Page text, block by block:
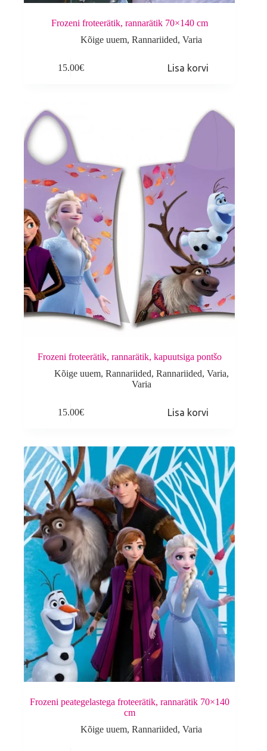
Frozeni froteerätik, rannarätik 70×140 cm
Kõige uuem,Rannariided,Varia
15.00€ Lisa korvi
Frozeni froteerätik, rannarätik, kapuutsiga pontšo
Kõige uuem, Rannariided, Rannariided, Varia,
Varia
15.00€ Lisa korvi
Frozeni peategelastega froteerätik, rannarätik 70×140
cm
Kõige uuem,Rannariided,Varia